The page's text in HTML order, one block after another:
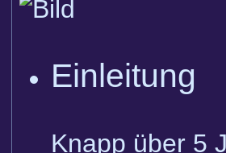
Einleitung
Knapp über 5